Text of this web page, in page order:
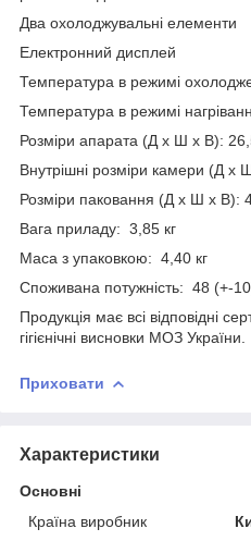
Два охолоджувальні елементи
Електронний дисплей
Температура в режимі
Температура в режимі
Розміри апарата (Д х Ш х В):
Внутрішні розміри камери (Д
Розміри паковання (Д х Ш х В):
Вага приладу: 3,85 кг
Маса з упаковкою: 4,40 кг
Споживана потужність: 48 (+-
Продукція має всі відповідні
гігієнічні висновки МОЗ України.
Приховати
Характеристики
Основні
Країна виробник